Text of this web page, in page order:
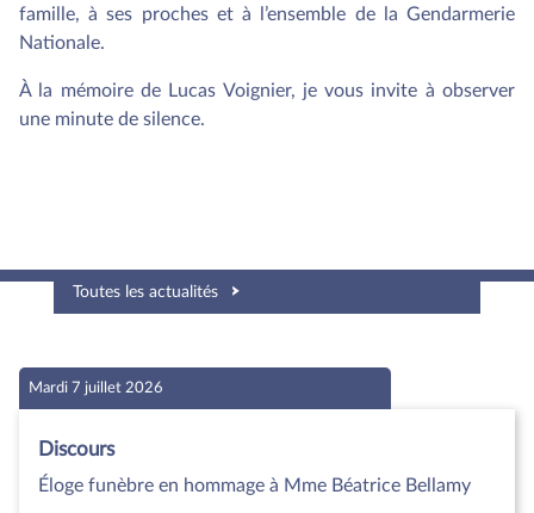
famille, à ses proches et à l’ensemble de la Gendarmerie
Nationale.
À la mémoire de Lucas Voignier, je vous invite à observer
une minute de silence.
Toutes les actualités
Mardi 7 juillet 2026
Discours
Éloge funèbre en hommage à Mme Béatrice Bellamy